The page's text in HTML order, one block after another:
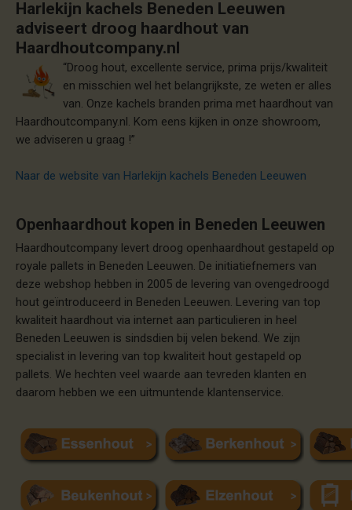
Harlekijn kachels Beneden Leeuwen
adviseert droog haardhout van
Haardhoutcompany.nl
“Droog hout, excellente service, prima prijs/kwaliteit
en misschien wel het belangrijkste, ze weten er alles
van. Onze kachels branden prima met haardhout van
Haardhoutcompany.nl. Kom eens kijken in onze showroom,
we adviseren u graag !”
Naar de website van Harlekijn kachels Beneden Leeuwen
Openhaardhout kopen in Beneden Leeuwen
Haardhoutcompany levert droog openhaardhout gestapeld op
royale pallets in Beneden Leeuwen. De initiatiefnemers van
deze webshop hebben in 2005 de levering van ovengedroogd
hout geïntroduceerd in Beneden Leeuwen. Levering van top
kwaliteit haardhout via internet aan particulieren in heel
Beneden Leeuwen is sindsdien bij velen bekend. We zijn
specialist in levering van top kwaliteit hout gestapeld op
pallets. We hechten veel waarde aan tevreden klanten en
daarom hebben we een uitmuntende klantenservice.